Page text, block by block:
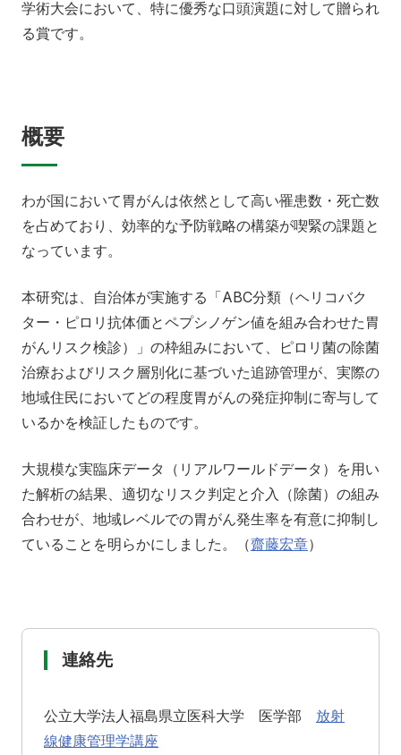
学術大会において、特に優秀な口頭演題に対して贈られ
る賞です。
概要
わが国において胃がんは依然として高い罹患数・死亡数
を占めており、効率的な予防戦略の構築が喫緊の課題と
なっています。
本研究は、自治体が実施する「ABC分類（ヘリコバク
ター・ピロリ抗体価とペプシノゲン値を組み合わせた胃
がんリスク検診）」の枠組みにおいて、ピロリ菌の除菌
治療およびリスク層別化に基づいた追跡管理が、実際の
地域住民においてどの程度胃がんの発症抑制に寄与して
いるかを検証したものです。
大規模な実臨床データ（リアルワールドデータ）を用い
た解析の結果、適切なリスク判定と介入（除菌）の組み
合わせが、地域レベルでの胃がん発生率を有意に抑制し
ていることを明らかにしました。（齋藤宏章）
連絡先
公立大学法人福島県立医科大学 医学部 放射
線健康管理学講座